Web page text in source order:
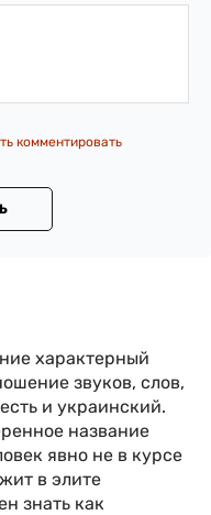
комментировать
характерный
звуков, слов,
и украинский.
название
явно не в курсе
в элите
знать как